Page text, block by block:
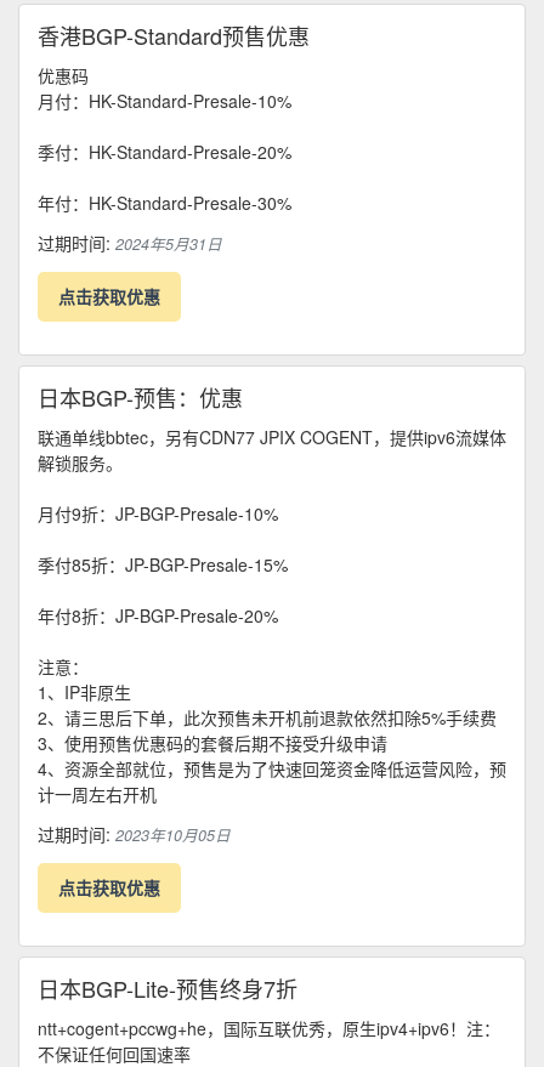
香港BGP-Standard预售优惠
优惠码
月付：HK-Standard-Presale-10%
季付：HK-Standard-Presale-20%
年付：HK-Standard-Presale-30%
过期时间: 2024年5月31日
点击获取优惠
日本BGP-预售：优惠
联通单线bbtec，另有CDN77 JPIX COGENT，提供ipv6流媒体
解锁服务。
月付9折：JP-BGP-Presale-10%
季付85折：JP-BGP-Presale-15%
年付8折：JP-BGP-Presale-20%
注意：
1、IP非原生
2、请三思后下单，此次预售未开机前退款依然扣除5%手续费
3、使用预售优惠码的套餐后期不接受升级申请
4、资源全部就位，预售是为了快速回笼资金降低运营风险，预
计一周左右开机
过期时间: 2023年10月05日
点击获取优惠
日本BGP-Lite-预售终身7折
ntt+cogent+pccwg+he，国际互联优秀，原生ipv4+ipv6！注：
不保证任何回国速率